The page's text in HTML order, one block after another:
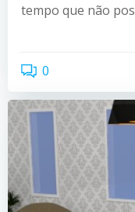
tempo que não
0